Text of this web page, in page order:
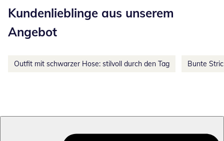
Kundenlieblinge aus unserem
Angebot
Outfit mit schwarzer Hose: stilvoll durch den Tag Bunte